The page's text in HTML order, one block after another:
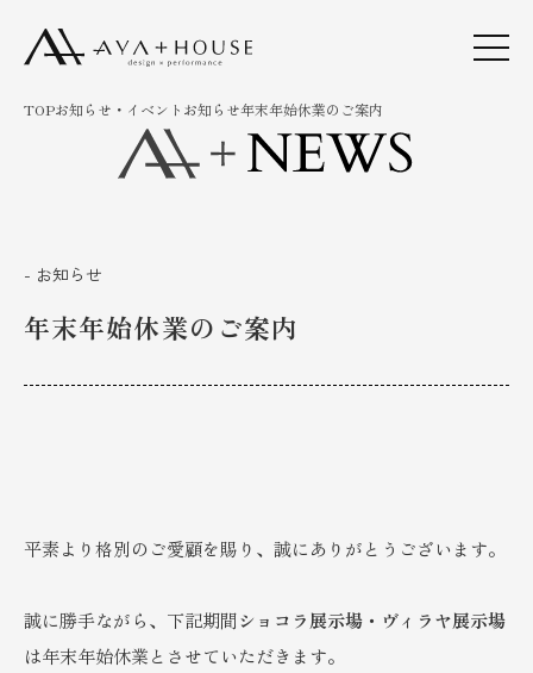
TOPお知らせ・イベント お知らせ年末年始休業のご案内
- お知らせ
年末年始休業のご案内
平素より格別のご愛顧を賜り、誠にありがとうございます。
誠に勝手ながら、下記期間ショコラ展示場・ヴィラヤ展示場
は年末年始休業とさせていただきます。